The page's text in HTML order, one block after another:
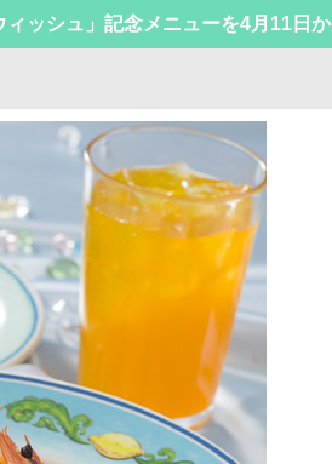
ッシュ」記念メニューを4月11日